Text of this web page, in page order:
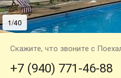
1/40
Скажите, что звоните с
+7 (940) 771-46-88